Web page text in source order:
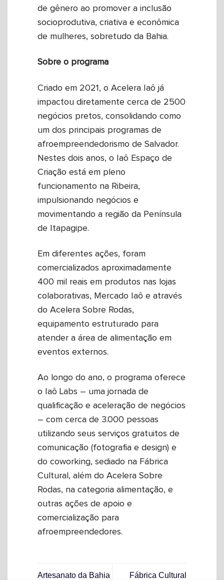
de gênero ao promover a inclusão
socioprodutiva, criativa e econômica
de mulheres, sobretudo da Bahia.
Sobre o programa
Criado em 2021, o Acelera Iaô já
impactou diretamente cerca de 2500
negócios pretos, consolidando como
um dos principais programas de
afroempreendedorismo de Salvador.
Nestes dois anos, o Iaô Espaço de
Criação está em pleno
funcionamento na Ribeira,
impulsionando negócios e
movimentando a região da Península
de Itapagipe.
Em diferentes ações, foram
comercializados aproximadamente
400 mil reais em produtos nas lojas
colaborativas, Mercado Iaô e através
do Acelera Sobre Rodas,
equipamento estruturado para
atender a área de alimentação em
eventos externos.
Ao longo do ano, o programa oferece
o Iaô Labs – uma jornada de
qualificação e aceleração de negócios
– com cerca de 3.000 pessoas
utilizando seus serviços gratuitos de
comunicação (fotografia e design) e
do coworking, sediado na Fábrica
Cultural, além do Acelera Sobre
Rodas, na categoria alimentação, e
outras ações de apoio e
comercialização para
afroempreendedores.
Artesanato da Bahia Fábrica Cultural